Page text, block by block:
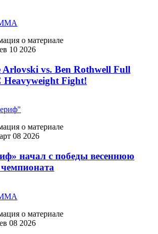
о материале
10 2026
Arlovski vs. Ben Rothwell Full
Heavyweight Fight!
о материале
08 2026
начал с победы весеннюю
о материале
08 2026